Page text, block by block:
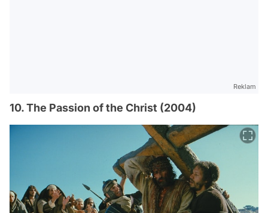
Reklam
10. The Passion of the Christ (2004)